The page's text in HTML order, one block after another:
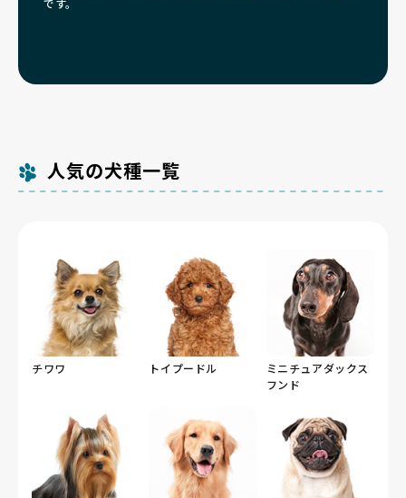
です。
人気の犬種一覧
チワワ トイプードル
ミニチュアダックス
フンド